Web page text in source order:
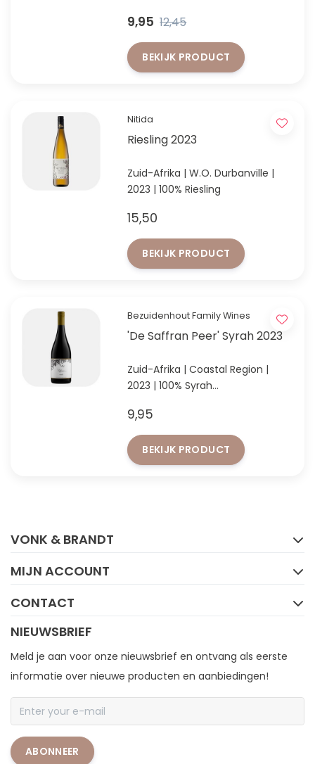
Nu met 20% korting! Zolang de
voorraad strekt
9,95 12,45
BEKIJK PRODUCT
Nitida
Riesling 2023
Zuid-Afrika | W.O. Durbanville |
2023 | 100% Riesling
15,50
BEKIJK PRODUCT
Bezuidenhout Family Wines
'De Saffran Peer' Syrah 2023
Zuid-Afrika | Coastal Region |
2023 | 100% Syrah
tonen van bramen, zwarte bes
en peper.
9,95
BEKIJK PRODUCT
VONK & BRANDT
MIJN ACCOUNT
CONTACT
NIEUWSBRIEF
Meld je aan voor onze nieuwsbrief en ontvang als eerste
informatie over nieuwe producten en aanbiedingen!
ABONNEER